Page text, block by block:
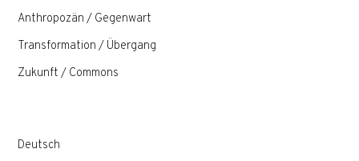
Anthropozän / Gegenwart
Transformation / Übergang
Zukunft / Commons
Deutsch